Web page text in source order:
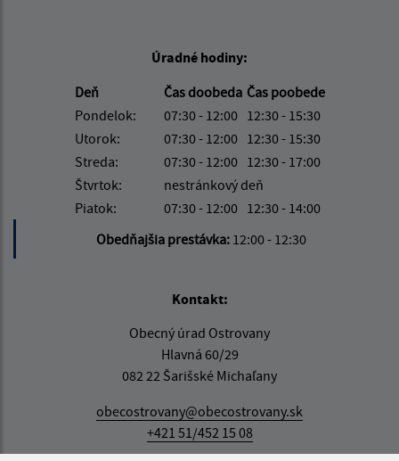
Úradné hodiny:
Deň
Čas doobeda Čas poobede
Pondelok:
07:30 - 12:00 12:30 - 15:30
Utorok:
07:30 - 12:00 12:30 - 15:30
Streda:
07:30 - 12:00 12:30 - 17:00
Štvrtok:
nestránkový deň
Piatok:
07:30 - 12:00 12:30 - 14:00
Obedňajšia prestávka: 12:00 - 12:30
Kontakt:
Obecný úrad Ostrovany
Hlavná 60/29
082 22 Šarišské Michaľany
obecostrovany@obecostrovany.sk
+421 51/452 15 08